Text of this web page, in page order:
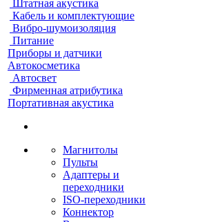
Штатная акустика
Кабель и комплектующие
Вибро-шумоизоляция
Питание
Приборы и датчики
Автокосметика
Автосвет
Фирменная атрибутика
Портативная акустика
Магнитолы
Пульты
Адаптеры и
переходники
ISO-переходники
Коннектор